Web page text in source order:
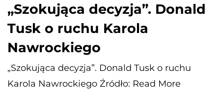
„Szokująca decyzja”. Donald
Tusk o ruchu Karola
Nawrockiego
„Szokująca decyzja”. Donald Tusk o ruchu
Karola Nawrockiego Źródło: Read More